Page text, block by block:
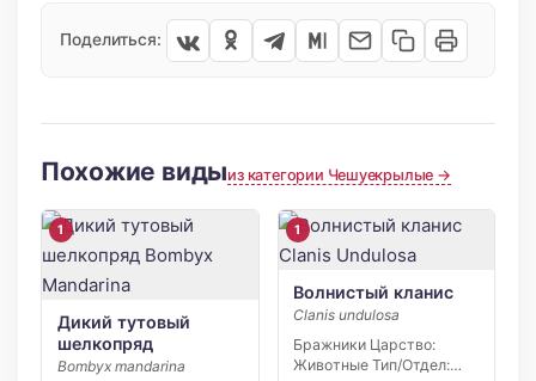
Поделиться:
Похожие видыиз категории Чешуекрылые →
1
Дикий тутовый
шелкопряд
Bombyx mandarina
1
Волнистый кланис
Clanis undulosa
Бражники Царство:
Животные Тип/Отдел: